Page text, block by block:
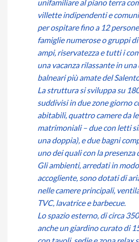
unifamiliare al piano terra
villette indipendenti e
per ospitare fino a 12
famiglie numerose o gruppi
ampi, riservatezza e tutti i
una vacanza rilassante in
balneari più amate del
La struttura si sviluppa su
suddivisi in due zone giorno
abitabili, quattro camere da
matrimoniali – due con letti
una doppia), e due bagni
uno dei quali con la presenza
Gli ambienti, arredati in
accogliente, sono dotati di
nelle camere principali,
TVC, lavatrice e barbecue.
Lo spazio esterno, di circa
anche un giardino curato di